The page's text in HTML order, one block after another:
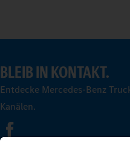
BLEIB IN KONTAKT.
Entdecke Mercedes-Benz
Kanälen.